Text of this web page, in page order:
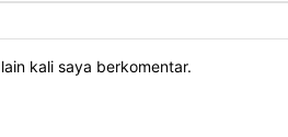
kali saya berkomentar.